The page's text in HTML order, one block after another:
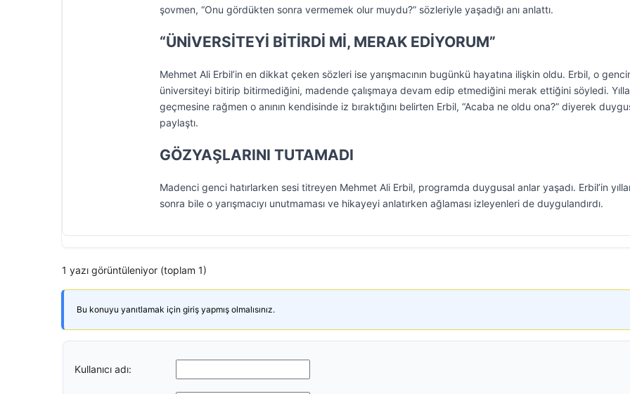
şovmen, “Onu gördükten sonra vermemek olur muydu?” sözleriyle yaşadığı anı anlattı.
“ÜNİVERSİTEYİ BİTİRDİ Mİ, MERAK EDİYORUM”
Mehmet Ali Erbil’in en dikkat çeken sözleri ise yarışmacının bugünkü hayatına ilişkin oldu. Erbil, o
üniversiteyi bitirip bitirmediğini, madende çalışmaya devam edip etmediğini merak ettiğini söyledi.
geçmesine rağmen o anının kendisinde iz bıraktığını belirten Erbil, “Acaba ne oldu ona?” diyerek
paylaştı.
GÖZYAŞLARINI TUTAMADI
Madenci genci hatırlarken sesi titreyen Mehmet Ali Erbil, programda duygusal anlar yaşadı. Erbil’in
sonra bile o yarışmacıyı unutmaması ve hikayeyi anlatırken ağlaması izleyenleri de duygulandırdı.
1 yazı görüntüleniyor (toplam 1)
Bu konuyu yanıtlamak için giriş yapmış olmalısınız.
Kullanıcı adı: